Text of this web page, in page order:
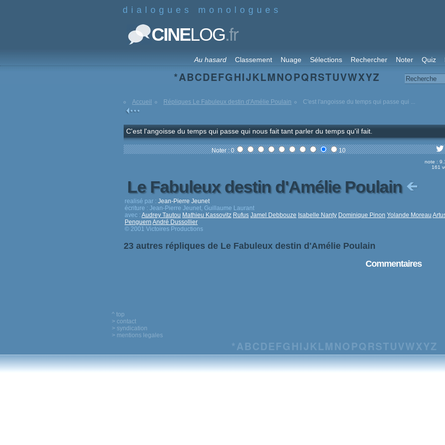
dialogues monologues
CINELOG.fr
Au hasard Classement Nuage Sélections Rechercher Noter Quiz
*ABCDEFGHIJKLMNOPQRSTUVWXYZ
Accueil Répliques Le Fabuleux destin d'Amélie Poulain C'est l'angoisse du temps qui passe qui ...
C'est l'angoisse du temps qui passe qui nous fait tant parler du temps qu'il fait.
Noter : 0 10
note :
161
Le Fabuleux destin d'Amélie Poulain
realisé par : Jean-Pierre Jeunet
écriture : Jean-Pierre Jeunet, Guillaume Laurant
avec : Audrey Tautou Mathieu Kassovitz Rufus Jamel Debbouze Isabelle Nanty Dominique Pinon Yolande Moreau
Penguern André Dussollier
© 2001 Victoires Productions
23 autres répliques de Le Fabuleux destin d'Amélie Poulain
Commentaires
^ top
> contact
> syndication
> mentions legales
*ABCDEFG HIJ KLM NO PQRSTUVWXYZ